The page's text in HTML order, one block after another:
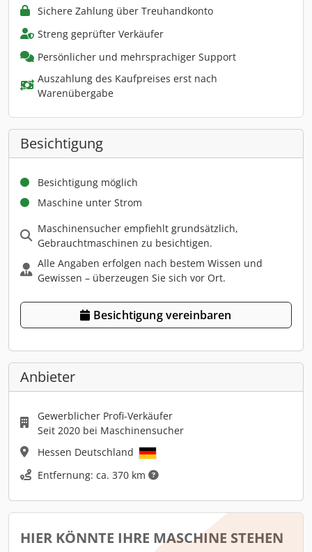
Sichere Zahlung über Treuhandkonto
Streng geprüfter Verkäufer
Persönlicher und mehrsprachiger Support
Auszahlung des Kaufpreises erst nach
Warenübergabe
Besichtigung
Besichtigung möglich
Maschine unter Strom
Maschinensucher empfiehlt grundsätzlich,
Gebrauchtmaschinen zu besichtigen.
Alle Angaben erfolgen nach bestem Wissen und
Gewissen – überzeugen Sie sich vor Ort.
Besichtigung vereinbaren
Anbieter
Gewerblicher Profi-Verkäufer
Seit 2020 bei Maschinensucher
Hessen Deutschland
Entfernung: ca. 370 km
HIER KÖNNTE IHRE MASCHINE STEHEN